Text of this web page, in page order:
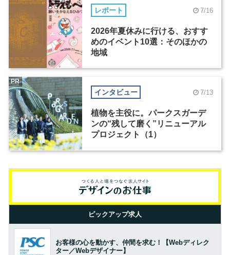
レポート 7/16
2026年夏休みに行ける、おすす
めのイベント10選：そのほかの
地域
インタビュー 7/13
植物を主役に。パークスガーデ
ンの“残して磨く”リニューアル
プロジェクト（1）
PR
ピックアップ求人
お客様の心を動かす、仲間を求む！【Webディレク
ター／Webデザイナー】